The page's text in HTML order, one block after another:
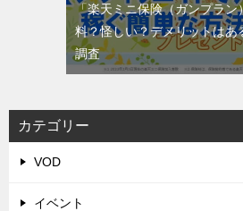
「楽天ミニ保険（ガンプラン
料？怪しい？デメリットはあ
調査
カテゴリー
VOD
イベント